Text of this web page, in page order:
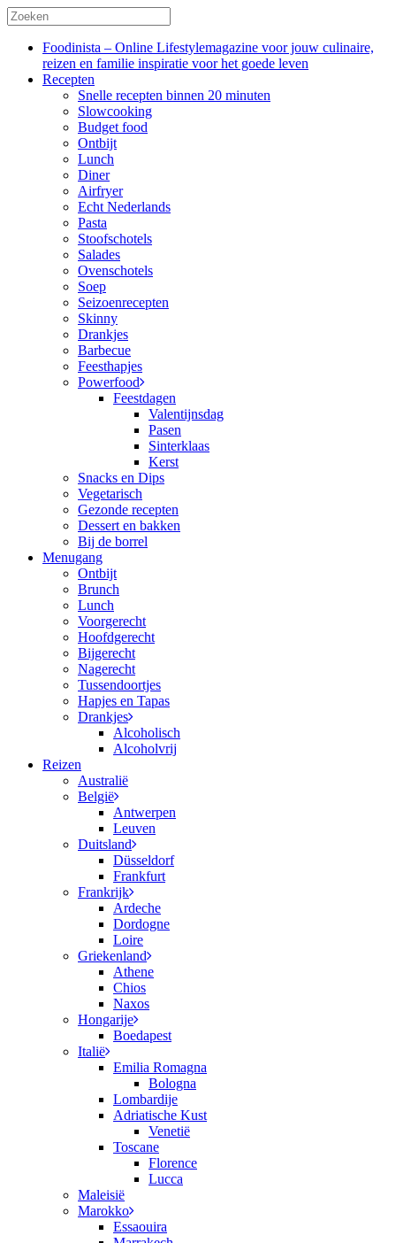
Foodinista – Online Lifestylemagazine voor jouw culinaire,
reizen en familie inspiratie voor het goede leven
Recepten
Snelle recepten binnen 20 minuten
Slowcooking
Budget food
Ontbijt
Lunch
Diner
Airfryer
Echt Nederlands
Pasta
Stoofschotels
Salades
Ovenschotels
Soep
Seizoenrecepten
Skinny
Drankjes
Barbecue
Feesthapjes
Powerfood
Feestdagen
Valentijnsdag
Pasen
Sinterklaas
Kerst
Snacks en Dips
Vegetarisch
Gezonde recepten
Dessert en bakken
Bij de borrel
Menugang
Ontbijt
Brunch
Lunch
Voorgerecht
Hoofdgerecht
Bijgerecht
Nagerecht
Tussendoortjes
Hapjes en Tapas
Drankjes
Alcoholisch
Alcoholvrij
Reizen
Australië
België
Antwerpen
Leuven
Duitsland
Düsseldorf
Frankfurt
Frankrijk
Ardeche
Dordogne
Loire
Griekenland
Athene
Chios
Naxos
Hongarije
Boedapest
Italië
Emilia Romagna
Bologna
Lombardije
Adriatische Kust
Venetië
Toscane
Florence
Lucca
Maleisië
Marokko
Essaouira